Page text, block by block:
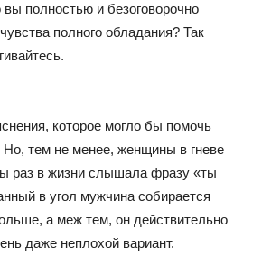
полностью и безоговорочно
полного обладания? Так
которое могло бы помочь
тем не менее, женщины в гневе
раз в жизни слышала фразу «ты
в угол мужчина собирается
а меж тем, он действительно
даже неплохой вариант.